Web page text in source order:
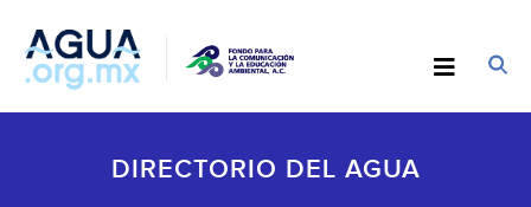
DIRECTORIO DEL AGUA